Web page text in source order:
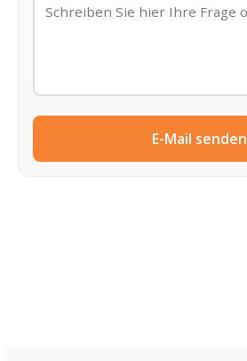
E-Mail senden